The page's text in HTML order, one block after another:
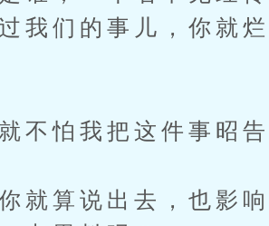
我们的事儿，你就
怕我把这件事昭告
算说出去，也影响